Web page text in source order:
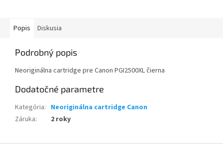
Popis Diskusia
Podrobný popis
Neoriginálna cartridge pre Canon PGI2500XL čierna
Dodatočné parametre
Kategória: Neoriginálna cartridge Canon
Záruka: 2 roky